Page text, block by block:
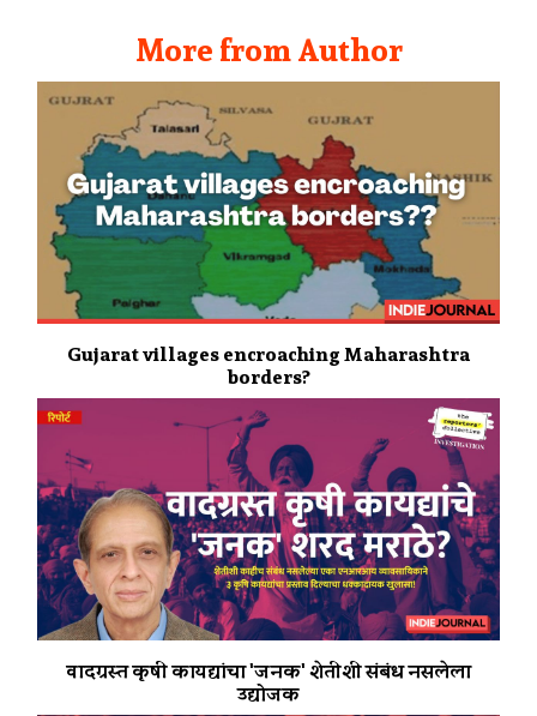
More from Author
Gujarat villages encroaching Maharashtra
borders?
वादग्रस्त कृषी कायद्यांचा 'जनक' शेतीशी संबंध नसलेला
उद्योजक